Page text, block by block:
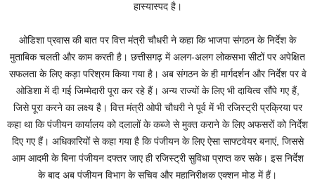
हास्यास्पद है।
ओडिशा प्रवास की बात पर वित्त मंत्री चौधरी ने कहा कि भाजपा संगठन के निर्देश के
मुताबिक चलती और काम करती है। छत्तीसगढ़ में अलग-अलग लोकसभा सीटों पर अपेक्षित
सफलता के लिए कड़ा परिश्रम किया गया है। अब संगठन के ही मार्गदर्शन और निर्देश पर वे
ओडिशा में दी गई जिम्मेदारी पूरा कर रहे हैं। अन्य राज्यों के लिए भी दायित्व सौंपे गए हैं,
जिसे पूरा करने का लक्ष्य है। वित्त मंत्री ओपी चौधरी ने पूर्व में भी रजिस्ट्री प्रक्रिया पर
कहा था कि पंजीयन कार्यालय को दलालों के कब्जे से मुक्त कराने के लिए अफसरों को निर्देश
दिए गए हैं। अधिकारियों से कहा गया है कि पंजीयन के लिए ऐसा साफ्टवेयर बनाएं, जिससे
आम आदमी के बिना पंजीयन दफ्तर जाए ही रजिस्ट्री सुविधा प्राप्त कर सके। इस निर्देश
के बाद अब पंजीयन विभाग के सचिव और महानिरीक्षक एक्शन मोड में हैं।